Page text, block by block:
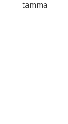
tamma